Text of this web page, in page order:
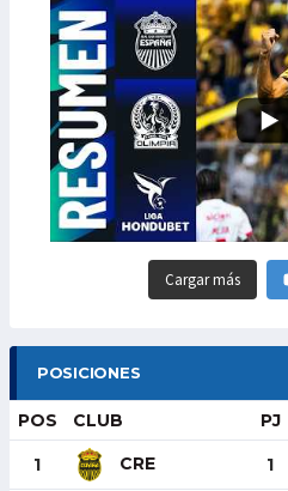
Cargar más
POSICIONES
POS CLUB PJ
1 CRE 1